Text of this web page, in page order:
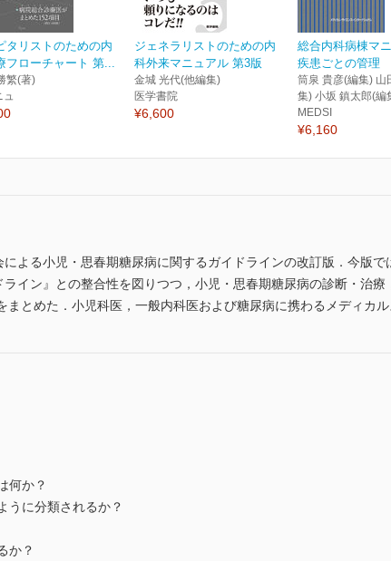
タリストのための内
フローチャート 第...
繁(著)
ュ
ジェネラリストのための内
科外来マニュアル 第3版
金城 光代(他編集)
医学書院
¥6,600
総合内科病棟マ
疾患ごとの管理
筒泉 貴彦(編集) 山
集) 小坂 鎮太郎(編
MEDSI
¥6,160
よる小児・思春期糖尿病に関するガイドラインの改訂版．今版で
イン』との整合性を図りつつ，小児・思春期糖尿病の診断・治
とめた．小児科医，一般内科医および糖尿病に携わるメディカル
何か？
に分類されるか？
か？